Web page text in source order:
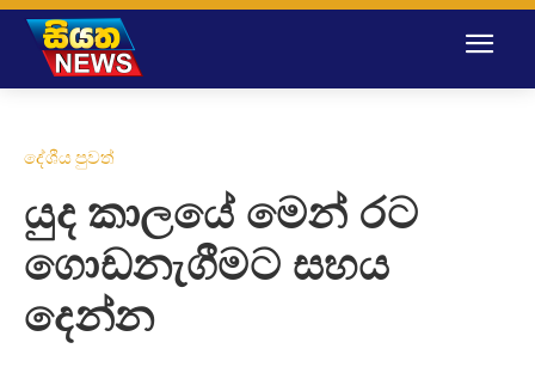
දේශීය පුවත්
යුද කාලයේ මෙන් රට
ගොඩනැගීමට සහය
දෙන්න